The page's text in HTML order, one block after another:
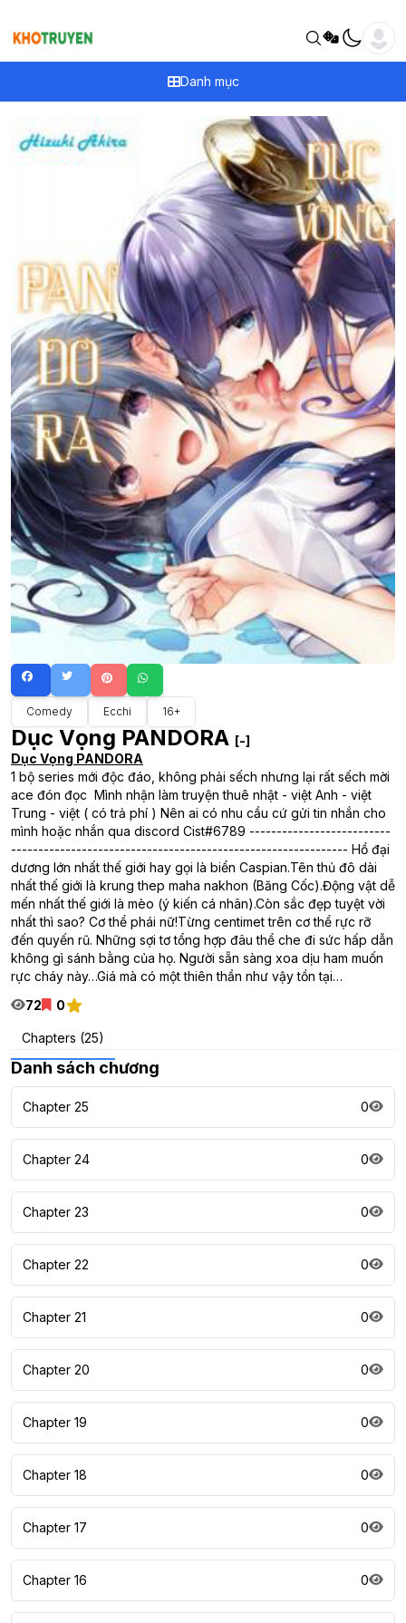
Danh mục
Comedy Ecchi 16+
Dục Vọng PANDORA [-]
Dục Vọng PANDORA
1 bộ series mới độc đáo, không phải sếch nhưng lại rất sếch mời
ace đón đọc Mình nhận làm truyện thuê nhật - việt Anh - việt
Trung - việt ( có trả phí ) Nên ai có nhu cầu cứ gửi tin nhắn cho
mình hoặc nhắn qua discord Cist#6789 --------------------------
-------------------------------------------------------------- Hồ đại
dương lớn nhất thế giới hay gọi là biển Caspian.Tên thủ đô dài
nhất thế giới là krung thep maha nakhon (Băng Cốc).Động vật dễ
mến nhất thế giới là mèo (ý kiến cá nhân).Còn sắc đẹp tuyệt vời
nhất thì sao? Cơ thể phái nữ!Từng centimet trên cơ thể rực rỡ
đến quyến rũ. Những sợi tơ tổng hợp đâu thể che đi sức hấp dẫn
không gì sánh bằng của họ. Người sẵn sàng xoa dịu ham muốn
rực cháy này…Giá mà có một thiên thần như vậy tồn tại…
72
0
Chapters (25)
Danh sách chương
Chapter 25 0
Chapter 24 0
Chapter 23 0
Chapter 22 0
Chapter 21 0
Chapter 20 0
Chapter 19 0
Chapter 18 0
Chapter 17 0
Chapter 16 0